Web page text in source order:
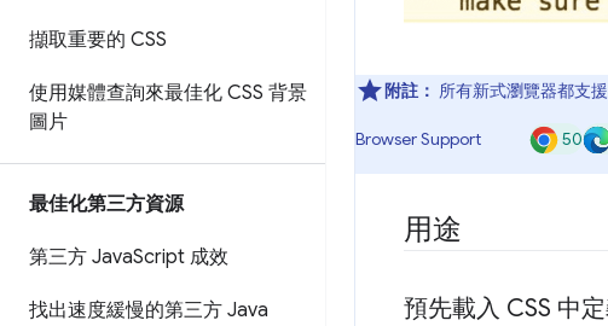
擷取重要的 CSS
使用媒體查詢來最佳化 CSS 背景
圖片
最佳化第三方資源
第三方 JavaScript 成效
找出速度緩慢的第三方 Java
附註： 所有新式瀏覽器都支援
Browser Support 50
用途
預先載入 CSS 中